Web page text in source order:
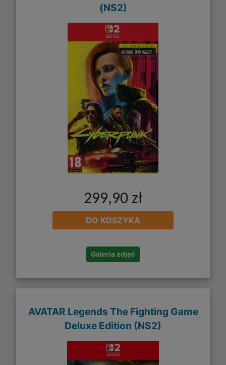
(NS2)
299,90 zł
DO KOSZYKA
Galeria zdjęć
AVATAR Legends The Fighting Game
Deluxe Edition (NS2)